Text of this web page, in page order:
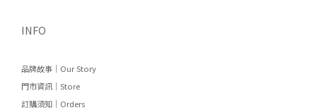
INFO
品牌故事｜Our Story
門市資訊｜Store
訂購須知｜Orders